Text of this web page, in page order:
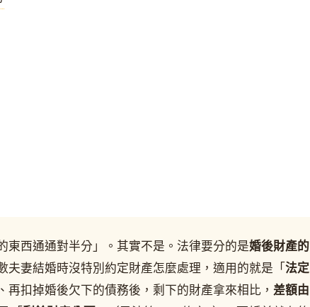
東西通通對半分」。其實不是。法律要分的是婚後財產的
夫妻結婚時沒特別約定財產怎麼處理，適用的就是「法定
再扣掉婚後欠下的債務後，剩下的財產拿來相比， 差額由